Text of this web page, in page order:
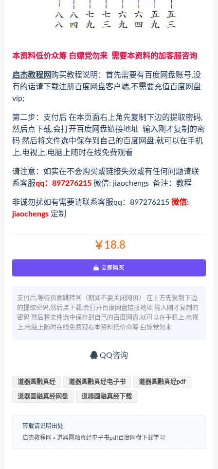
本资料低价众筹 白嫖党勿来 需要本资料的加客服咨询
启杰教程网购买教程说明：首先需要有百度网盘账号,没
有的话请下载注册百度网盘客户端,不需要充值百度网盘
vip;
第二步：支付后 在本页面右上角先复制下边的提取密码,
然后点下载,会打开百度网盘链接地址 输入刚才复制的密
码 然后将文件选中保存到自己的百度网盘,就可以在手机
上,电视上,电脑上随时在线免费观看
请注意：如实在不会购买或链接失效或有任何问题请联
系客服qq：897276215 微信: jiaochengs 备注：教程
非诚勿扰如有需要请联系客服qq：897276215 微信:
jiaochengs 定制
￥18.8
立即购买
支付后,等待页面跳转回（期间不要关闭网页） 在上方先复制下边
的提取密码,然后点下载,会打开百度网盘链接地址 输入刚才复制的
密码 然后将文件选中保存到自己的百度网盘,就可以在手机上,电视
上,电脑上随时在线免费观看本资料低价众筹 白嫖党勿来
QQ咨询
道器圆融真经 道器圆融真经电子书 道器圆融真经pdf
道器圆融真经网盘 道器圆融真经下载
转载请说明出处
启杰教程网 » 道器圆融真经电子书pdf百度网盘下载学习